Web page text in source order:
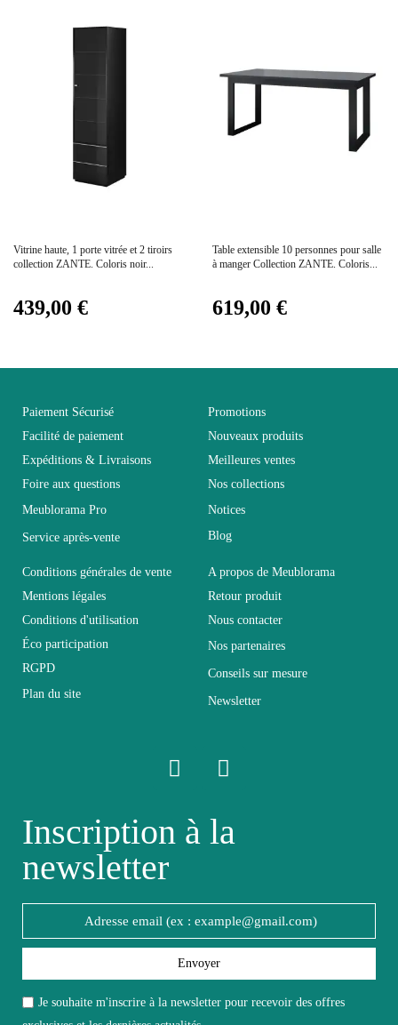
Dimensions
Empilable Non Empilable
Facile d'entretien
Garantie 2 ans
Hauteur 50
Longueur 50
Non pliable
Structure
Panneaux de
Style du meuble Design
Type de meuble Meuble TV - Hifi
Vitrine haute, 1 porte vitrée et 2 tiroirs
collection ZANTE. Coloris noir...
439,00 €
Table extensible 10 personnes pour salle
à manger Collection ZANTE. Coloris...
619,00 €
Paiement Sécurisé
Facilité de paiement
Expéditions & Livraisons
Foire aux questions
Meublorama Pro
Service après-vente
Promotions
Nouveaux produits
Meilleures ventes
Nos collections
Notices
Blog
Conditions générales de vente
Mentions légales
Conditions d'utilisation
Éco participation
RGPD
Plan du site
A propos de Meublorama
Retour produit
Nous contacter
Nos partenaires
Conseils sur mesure
Newsletter
Inscription à la
newsletter
Envoyer
Je souhaite m'inscrire à la newsletter pour recevoir des offres